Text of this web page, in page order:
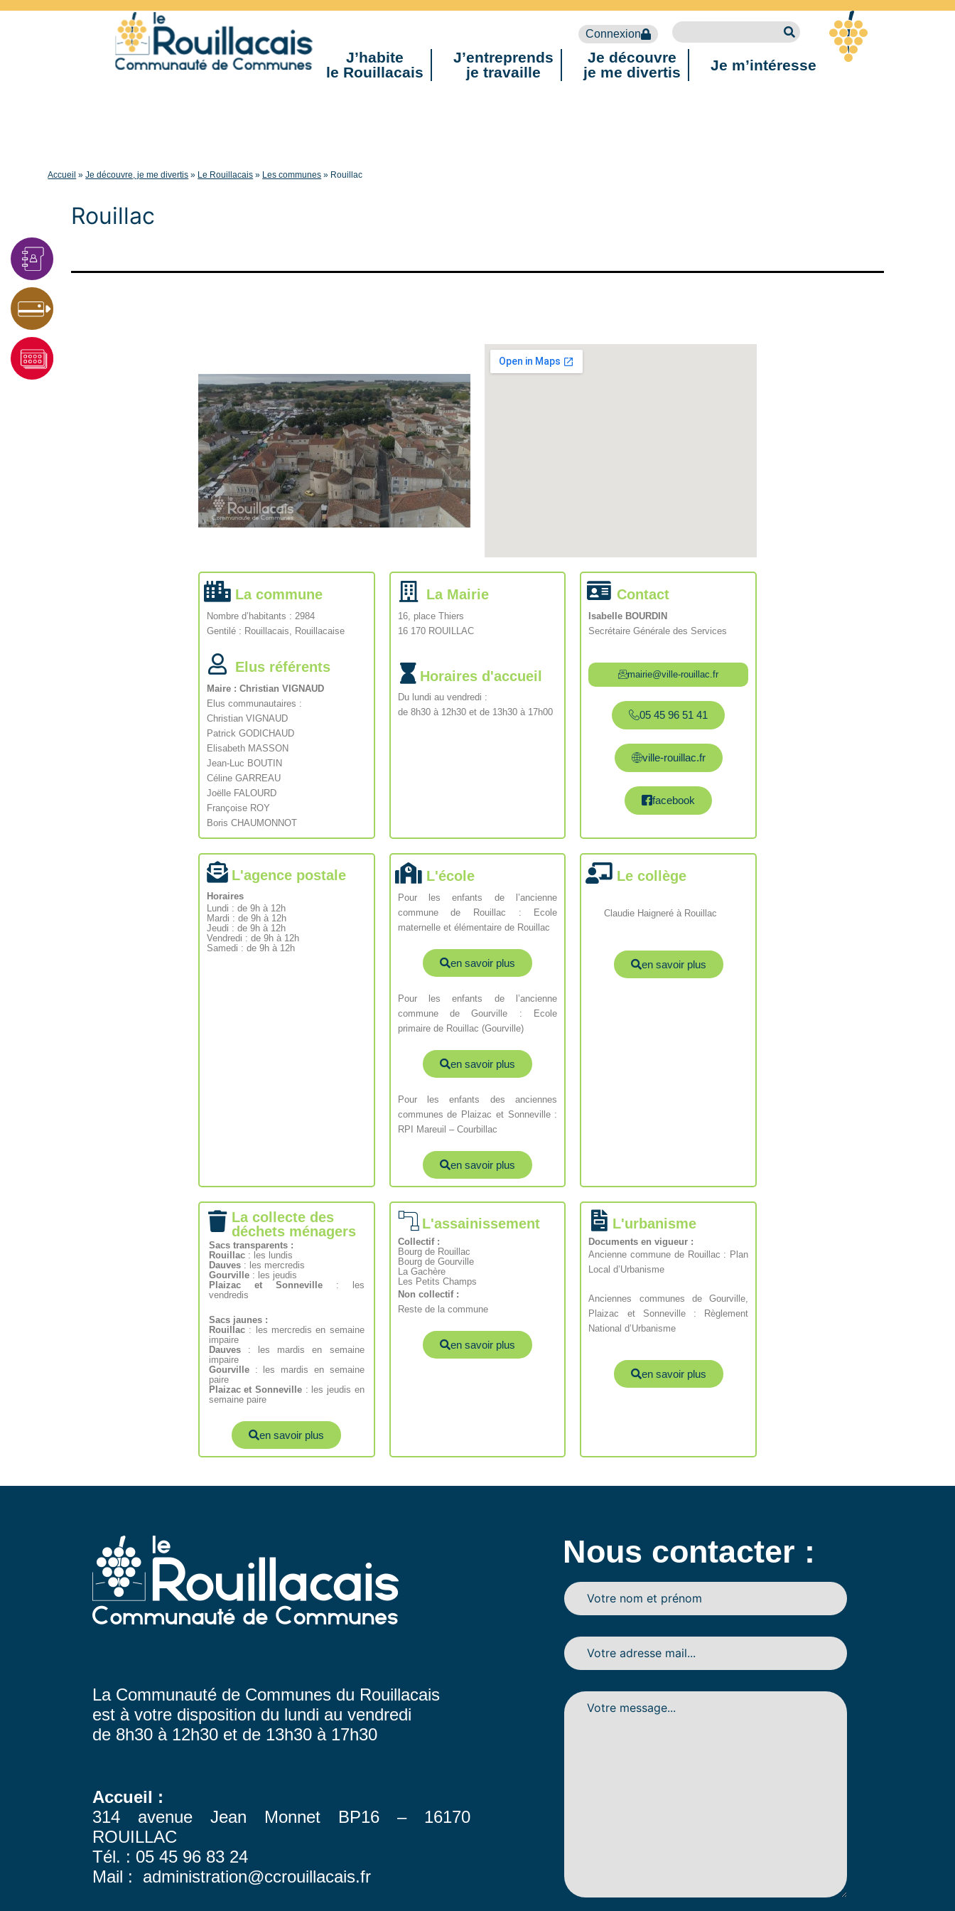
Connexion
J’habite
le Rouillacais
J’entreprends
je travaille
Je découvre
je me divertis
Je m’intéresse
Accueil »Je découvre, je me divertis » Le Rouillacais » Les communes » Rouillac
Rouillac
La commune
Nombre d’habitants : 2984
Gentilé : Rouillacais, Rouillacaise
Elus référents
Maire : Christian VIGNAUD
Elus communautaires :
Christian VIGNAUD
Patrick GODICHAUD
Elisabeth MASSON
Jean-Luc BOUTIN
Céline GARREAU
Joëlle FALOURD
Françoise ROY
Boris CHAUMONNOT
La Mairie
16, place Thiers
16 170 ROUILLAC
Horaires d'accueil
Du lundi au vendredi :
de 8h30 à 12h30 et de 13h30 à 17h00
Contact
Isabelle BOURDIN
Secrétaire Générale des Services
mairie@ville-rouillac.fr
05 45 96 51 41
ville-rouillac.fr
facebook
L'agence postale
Horaires
Lundi : de 9h à 12h
Mardi : de 9h à 12h
Jeudi : de 9h à 12h
Vendredi : de 9h à 12h
Samedi : de 9h à 12h
L'école
Pour les enfants de l’ancienne
commune de Rouillac : Ecole
maternelle et élémentaire de Rouillac
en savoir plus
Pour les enfants de l’ancienne
commune de Gourville : Ecole
primaire de Rouillac (Gourville)
en savoir plus
Pour les enfants des anciennes
communes de Plaizac et Sonneville :
RPI Mareuil – Courbillac
en savoir plus
Le collège
Claudie Haigneré à Rouillac
en savoir plus
La collecte des
déchets ménagers
Sacs transparents :
Rouillac: les lundis
Dauves : les mercredis
Gourville: les jeudis
Plaizac et Sonneville: les
vendredis
Sacs jaunes :
Rouillac: les mercredis en semaine
impaire
Dauves: les mardis en semaine
impaire
Gourville: les mardis en semaine
paire
Plaizac et Sonneville : les jeudis en
semaine paire
en savoir plus
L'assainissement​
Collectif :
Bourg de Rouillac
Bourg de Gourville
La Gachère
Les Petits Champs
Non collectif :
Reste de la commune
en savoir plus
L'urbanisme
Documents en vigueur :
Ancienne commune de Rouillac : Plan
Local d’Urbanisme
Anciennes communes de Gourville,
Plaizac et Sonneville : Règlement
National d’Urbanisme
en savoir plus
La Communauté de Communes du Rouillacais
est à votre disposition du lundi au vendredi
de 8h30 à 12h30 et de 13h30 à 17h30
Accueil :
314 avenue Jean Monnet BP16 – 16170
ROUILLAC
Tél. : 05 45 96 83 24
Mail : administration@ccrouillacais.fr
Nous contacter :